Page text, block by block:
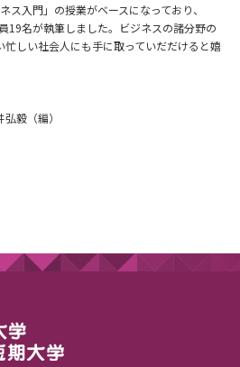
ス入門」の授業がベースになっており、
19名が執筆しました。ビジネスの諸分野の
しい社会人にも手に取っていだだけると嬉
毅（編）